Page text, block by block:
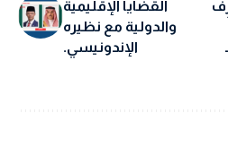
القضايا الإقليمية
والدولية مع نظيره
الإندونيسي.